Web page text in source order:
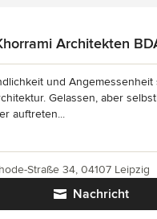
Architekten
und Angemessenheit
Gelassen, aber
auftreten...
Nachricht
Straße 34, 04107 Leipzig